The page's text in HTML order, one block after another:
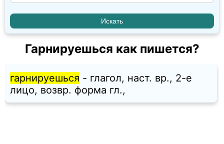
Гарнируешься как пишется?
гарнируешься - глагол, наст. вр., 2-е
лицо, возвр. форма гл.,